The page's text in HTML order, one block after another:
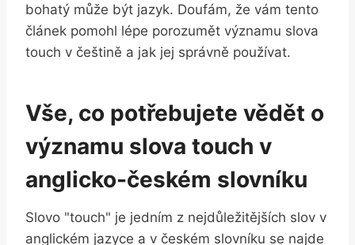
bohatý může být jazyk. Doufám, že vám tento
článek pomohl lépe porozumět významu slova
touch v češtině a jak jej správně používat.
Vše, co potřebujete vědět o
významu slova touch v
anglicko-českém slovníku
Slovo "touch" je jedním z nejdůležitějších slov v
anglickém jazyce a v českém slovníku se najde